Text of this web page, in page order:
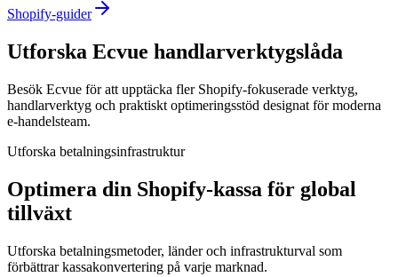
Shopify-guider
Utforska Ecvue handlarverktygslåda
Besök Ecvue för att upptäcka fler Shopify-fokuserade verktyg,
handlarverktyg och praktiskt optimeringsstöd designat för moderna
e-handelsteam.
Utforska betalningsinfrastruktur
Optimera din Shopify-kassa för global
tillväxt
Utforska betalningsmetoder, länder och infrastrukturval som
förbättrar kassakonvertering på varje marknad.